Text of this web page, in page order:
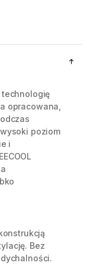
opracowana,
poziom
i
Bez